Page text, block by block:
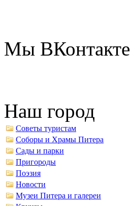
Мы ВКонтакте
Наш город
Советы туристам
Соборы и Храмы Питера
Сады и парки
Пригороды
Поэзия
Новости
Музеи Питера и галереи